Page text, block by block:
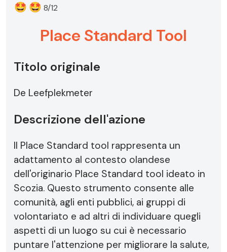
🤩 🤩 8/12
Place Standard Tool
Titolo originale
De Leefplekmeter
Descrizione dell'azione
Il Place Standard tool rappresenta un
adattamento al contesto olandese
dell'originario Place Standard tool ideato in
Scozia. Questo strumento consente alle
comunità, agli enti pubblici, ai gruppi di
volontariato e ad altri di individuare quegli
aspetti di un luogo su cui è necessario
puntare l'attenzione per migliorare la salute,